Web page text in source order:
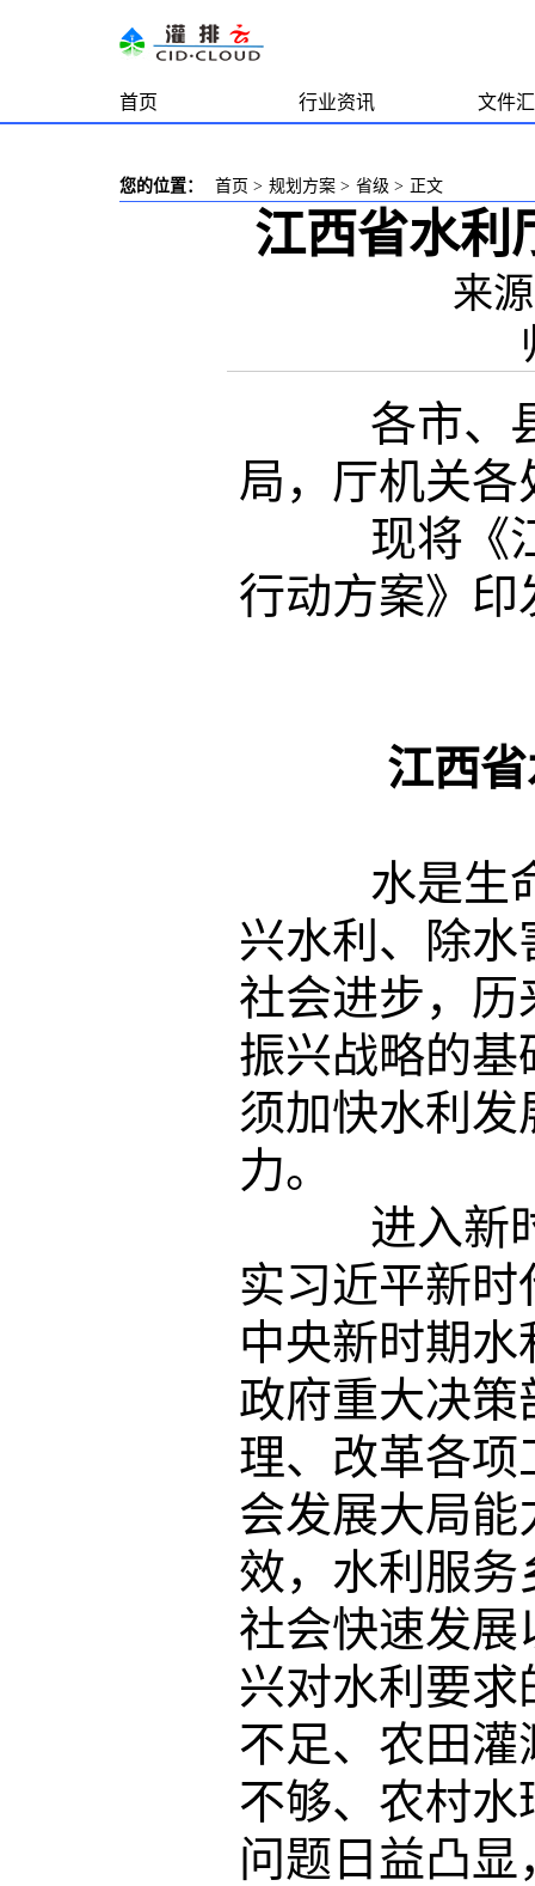
首页 行业资讯 文件
您的位置： 首页 > 规划方案 > 省级 > 正文
江西省水利
来
各市、县
局，厅机关
现将《江
行动方案》
江西
水是生命
兴水利、除
社会进步，
振兴战略的
须加快水利
力。
进入新时
实习近平新
中央新时期
政府重大决
理、改革各
会发展大局
效，水利服
社会快速发
兴对水利要
不足、农田
不够、农村
问题日益凸